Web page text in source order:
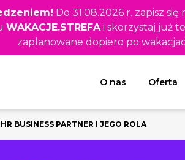
Do 31.08.2026 r. zapisz
WAKACJE.STREFAi skorzystaj już
zaplanowane dopiero po
O nas Oferta
HR BUSINESS PARTNER I JEGO ROLA